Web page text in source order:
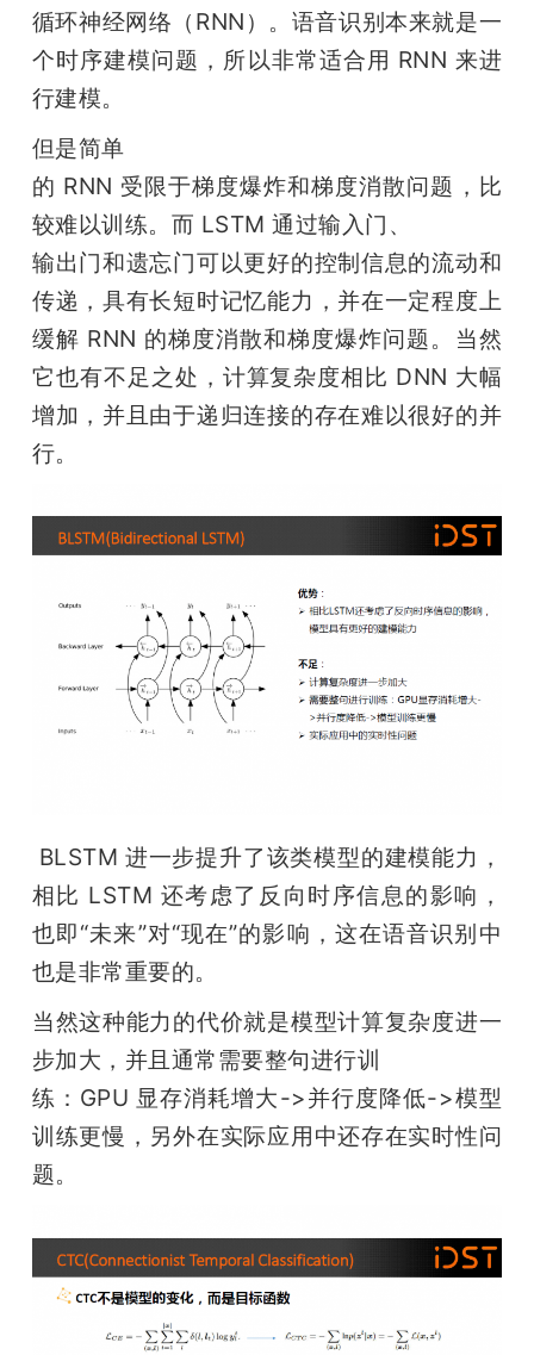
循环神经网络（RNN）。语音识别本来就是一
个时序建模问题，所以非常适合用 RNN 来进
行建模。
但是简单
的 RNN 受限于梯度爆炸和梯度消散问题，比
较难以训练。而 LSTM 通过输入门、
输出门和遗忘门可以更好的控制信息的流动和
传递，具有长短时记忆能力，并在一定程度上
缓解 RNN 的梯度消散和梯度爆炸问题。当然
它也有不足之处，计算复杂度相比 DNN 大幅
增加，并且由于递归连接的存在难以很好的并
行。
BLSTM 进一步提升了该类模型的建模能力，
相比 LSTM 还考虑了反向时序信息的影响，
也即“未来”对“现在”的影响，这在语音识别中
也是非常重要的。
当然这种能力的代价就是模型计算复杂度进一
步加大，并且通常需要整句进行训
练：GPU 显存消耗增大->并行度降低->模型
训练更慢，另外在实际应用中还存在实时性问
题。